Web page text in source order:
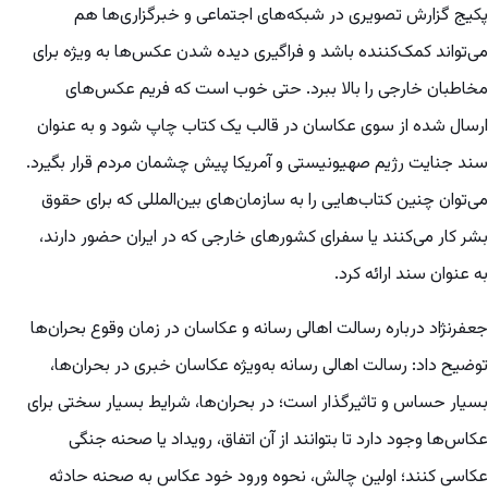
پکیج گزارش تصویری در شبکه‌های اجتماعی و خبرگزاری‌ها هم
می‌تواند کمک‌کننده باشد و فراگیری دیده شدن عکس‌ها به ویژه برای
مخاطبان خارجی را بالا ببرد. حتی خوب است که فریم عکس‌های
ارسال شده از سوی عکاسان در قالب یک کتاب چاپ شود و به عنوان
سند جنایت رژیم صهیونیستی و آمریکا پیش چشمان مردم قرار بگیرد.
می‌توان چنین کتاب‌هایی را به سازمان‌های بین‌المللی که برای حقوق
بشر کار می‌کنند یا سفرای کشورهای خارجی که در ایران حضور دارند،
به عنوان سند ارائه کرد.
جعفرنژاد درباره رسالت اهالی رسانه و عکاسان در زمان وقوع بحران‌ها
توضیح داد: رسالت اهالی رسانه به‌ویژه عکاسان خبری در بحران‌ها،
بسیار حساس و تاثیرگذار است؛ در بحران‌ها، شرایط بسیار سختی برای
عکاس‌ها وجود دارد تا بتوانند از آن اتفاق، رویداد یا صحنه جنگی
عکاسی کنند؛ اولین چالش، نحوه ورود خود عکاس به صحنه حادثه